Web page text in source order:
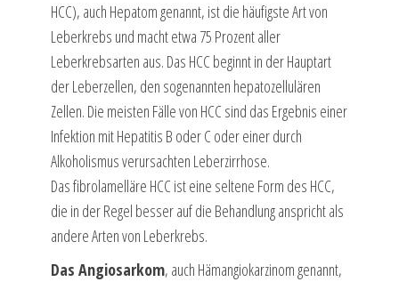
HCC), auch Hepatom genannt, ist die häufigste Art von
Leberkrebs und macht etwa 75 Prozent aller
Leberkrebsarten aus. Das HCC beginnt in der Hauptart
der Leberzellen, den sogenannten hepatozellulären
Zellen. Die meisten Fälle von HCC sind das Ergebnis einer
Infektion mit Hepatitis B oder C oder einer durch
Alkoholismus verursachten Leberzirrhose.
Das fibrolamelläre HCC ist eine seltene Form des HCC,
die in der Regel besser auf die Behandlung anspricht als
andere Arten von Leberkrebs.
Das Angiosarkom, auch Hämangiokarzinom genannt,